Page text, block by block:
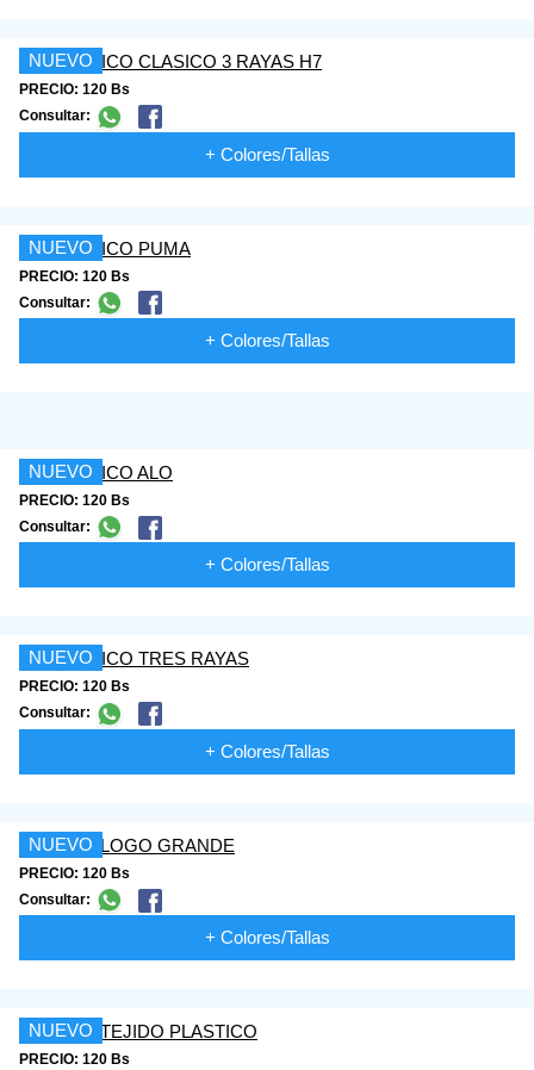
NUEVO
PRECIO: 120 Bs
Consultar:
+ Colores/Tallas
NUEVO
PRECIO: 120 Bs
Consultar:
+ Colores/Tallas
NUEVO
PRECIO: 120 Bs
Consultar:
+ Colores/Tallas
NUEVO
PRECIO: 120 Bs
Consultar:
+ Colores/Tallas
NUEVO
PRECIO: 120 Bs
Consultar:
+ Colores/Tallas
NUEVO
PRECIO: 120 Bs